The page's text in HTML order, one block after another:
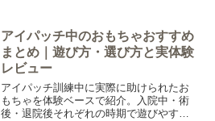
していたことについてまとめています。
突然のことで、頭が真っ白に...
アイパッチ中のおもちゃおすすめ
まとめ｜遊び方・選び方と実体験
レビュー
アイパッチ訓練中に実際に助けられたお
もちゃを体験ベースで紹介。入院中・術
後・退院後それぞれの時期で遊びやすか